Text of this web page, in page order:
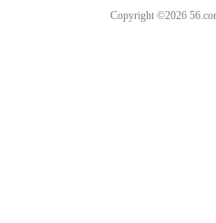
Copyright ©2026